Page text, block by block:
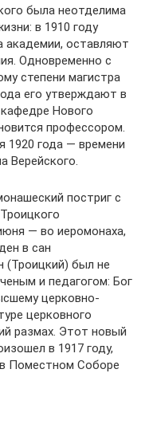
была неотделима
в 1910 году
академии, оставляют
Одновременно с
степени магистра
его утверждают в
Нового
профессором.
1920 года — времени
Верейского.
постриг с
— во иеромонаха,
в сан
(Троицкий) был не
и педагогом: Бог
церковно-
церковного
размах. Этот новый
в 1917 году,
Поместном Соборе